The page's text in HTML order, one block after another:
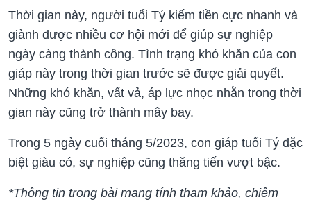
Thời gian này, người tuổi Tý kiếm tiền cực nhanh và
giành được nhiều cơ hội mới để giúp sự nghiệp
ngày càng thành công. Tình trạng khó khăn của con
giáp này trong thời gian trước sẽ được giải quyết.
Những khó khăn, vất vả, áp lực nhọc nhằn trong thời
gian này cũng trở thành mây bay.
Trong 5 ngày cuối tháng 5/2023, con giáp tuổi Tý đặc
biệt giàu có, sự nghiệp cũng thăng tiến vượt bậc.
*Thông tin trong bài mang tính tham khảo, chiêm